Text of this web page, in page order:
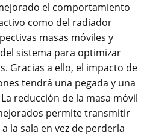
el comportamiento
como del radiador
masas móviles y
sistema para optimizar
Gracias a ello, el impacto de
tendrá una pegada y una
reducción de la masa móvil
permite transmitir
la sala en vez de perderla